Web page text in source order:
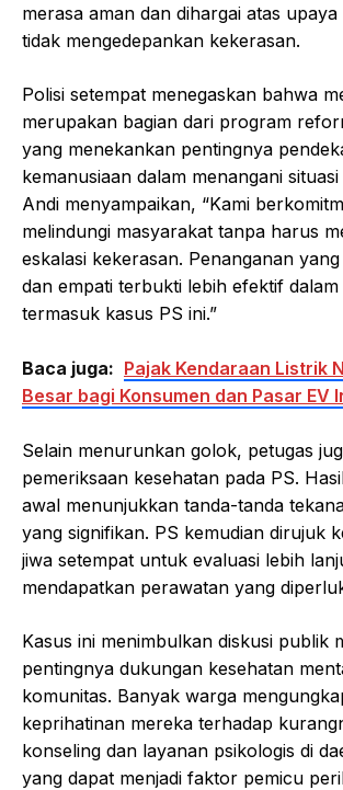
merasa aman dan dihargai atas
tidak mengedepankan kekerasan.
Polisi setempat menegaskan bahwa
merupakan bagian dari program
yang menekankan pentingnya
kemanusiaan dalam menangani
Andi menyampaikan, “Kami
melindungi masyarakat tanpa harus
eskalasi kekerasan. Penanganan
dan empati terbukti lebih efektif
termasuk kasus PS ini.”
Baca juga: Pajak Kendaraan Listrik
Besar bagi Konsumen dan Pasar EV
Selain menurunkan golok, petugas
pemeriksaan kesehatan pada PS.
awal menunjukkan tanda-tanda
yang signifikan. PS kemudian dirujuk
jiwa setempat untuk evaluasi lebih
mendapatkan perawatan yang
Kasus ini menimbulkan diskusi publik
pentingnya dukungan kesehatan
komunitas. Banyak warga
keprihatinan mereka terhadap
konseling dan layanan psikologis di
yang dapat menjadi faktor pemicu